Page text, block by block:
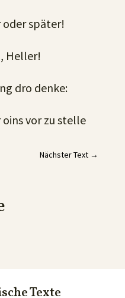
oder später!
Heller!
dro denke:
oins vor zu stelle
Nächster Text →
Texte